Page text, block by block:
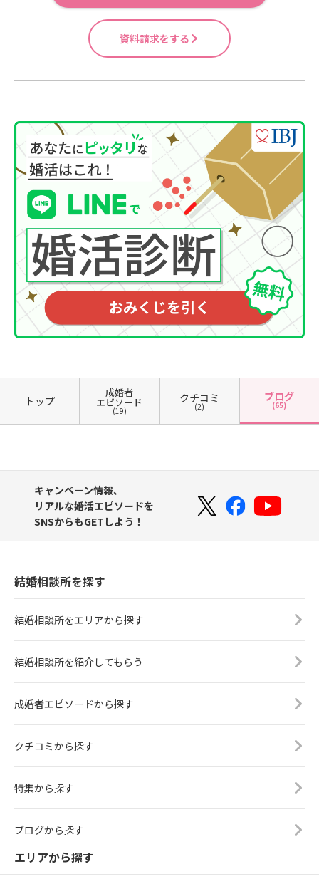
資料請求をする
トップ
成婚者
エピソード
(19)
クチコミ
(2)
ブログ
(65)
キャンペーン情報、
リアルな婚活エピソードを
SNSからもGETしよう！
結婚相談所を探す
結婚相談所をエリアから探す
結婚相談所を紹介してもらう
成婚者エピソードから探す
クチコミから探す
特集から探す
ブログから探す
エリアから探す